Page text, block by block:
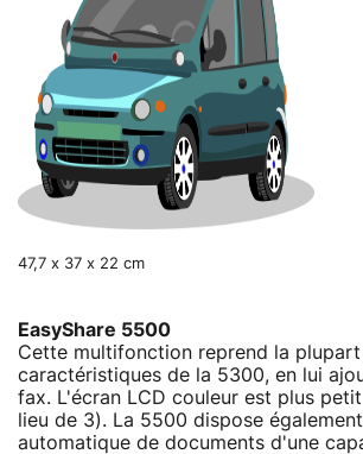
47,7 x 37 x 22 cm
EasyShare 5500
Cette multifonction reprend la plupart
caractéristiques de la 5300, en lui
fax. L'écran LCD couleur est plus
lieu de 3). La 5500 dispose
automatique de documents d'une